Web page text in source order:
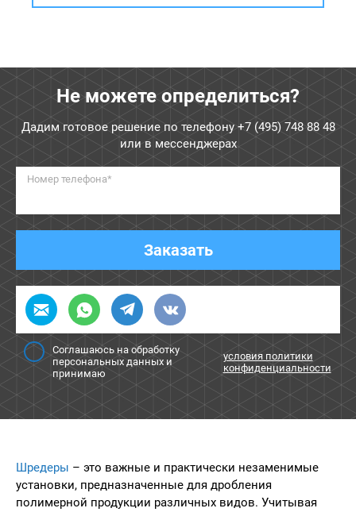
Не можете определиться?
Дадим готовое решение по телефону +7 (495) 748 88 48
или в мессенджерах
Номер телефона*
Заказать
Соглашаюсь на обработку
персональных данных и
принимаю
условия политики
конфиденциальности
Шредеры – это важные и практически незаменимые
установки, предназначенные для дробления
полимерной продукции различных видов. Учитывая